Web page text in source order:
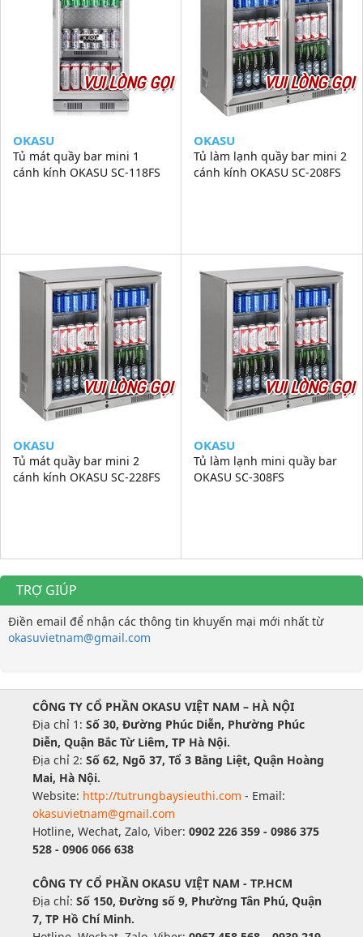
VUI LÒNG GỌI
OKASU
Tủ mát quầy bar mini 1
cánh kính OKASU SC-118FS
VUI LÒNG GỌI
OKASU
Tủ làm lạnh quầy bar mini 2
cánh kính OKASU SC-208FS
VUI LÒNG GỌI
OKASU
Tủ mát quầy bar mini 2
cánh kính OKASU SC-228FS
VUI LÒNG GỌI
OKASU
Tủ làm lạnh mini quầy bar
OKASU SC-308FS
TRỢ GIÚP
Điền email để nhận các thông tin khuyến mại mới nhất từ
okasuvietnam@gmail.com
CÔNG TY CỔ PHẦN OKASU VIỆT NAM – HÀ NỘI
Địa chỉ 1: Số 30, Đường Phúc Diễn, Phường Phúc
Diễn, Quận Bắc Từ Liêm, TP Hà Nội.
Địa chỉ 2: Số 62, Ngõ 37, Tổ 3 Bằng Liệt, Quận Hoàng
Mai, Hà Nội.
Website: http://tutrungbaysieuthi.com - Email:
okasuvietnam@gmail.com
Hotline, Wechat, Zalo, Viber: 0902 226 359 - 0986 375
528 - 0906 066 638
CÔNG TY CỔ PHẦN OKASU VIỆT NAM - TP.HCM
Địa chỉ: Số 150, Đường số 9, Phường Tân Phú, Quận
7, TP Hồ Chí Minh.